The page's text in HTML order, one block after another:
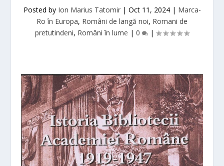
Posted by Ion Marius Tatomir| Oct 11, 2024| Marca-
Ro în Europa, Români de langă noi, Romani de
pretutindeni, Români în lume | 0 |